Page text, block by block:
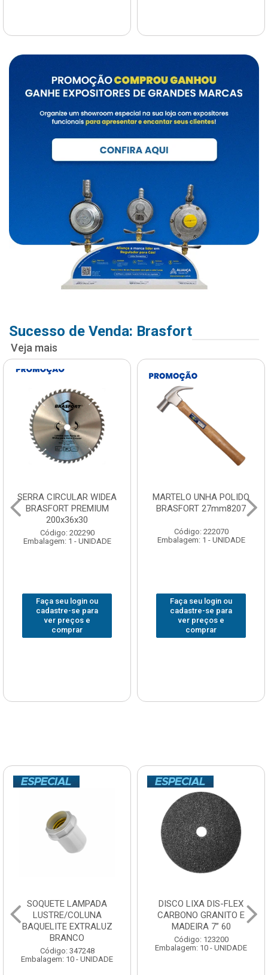
Sucesso de Venda: Brasfort
Veja mais
SERRA CIRCULAR WIDEA
BRASFORT PREMIUM
200x36x30
Código: 202290
Embalagem: 1 - UNIDADE
Faça seu login ou
cadastre-se para
ver preços e
comprar
MARTELO UNHA POLIDO
BRASFORT 27mm8207
Código: 222070
Embalagem: 1 - UNIDADE
Faça seu login ou
cadastre-se para
ver preços e
comprar
SOQUETE LAMPADA
LUSTRE/COLUNA
BAQUELITE EXTRALUZ
BRANCO
Código: 347248
Embalagem: 10 - UNIDADE
DISCO LIXA DIS-FLEX
CARBONO GRANITO E
MADEIRA 7” 60
Código: 123200
Embalagem: 10 - UNIDADE